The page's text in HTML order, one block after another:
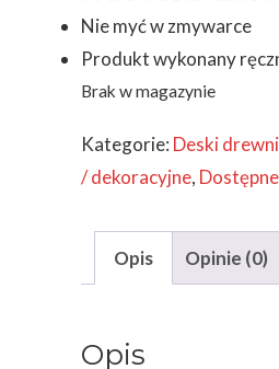
Nie myć w zmywarce
Produkt wykonany
Brak w magazynie
Kategorie: Deski
/ dekoracyjne,
Opis Opinie (0)
Opis